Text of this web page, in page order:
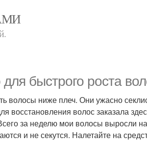
быстрого роста
волосы ниже плеч. Они ужасно
восстановления волос заказала
за неделю мои волосы выросли
и не секутся. Налетайте на